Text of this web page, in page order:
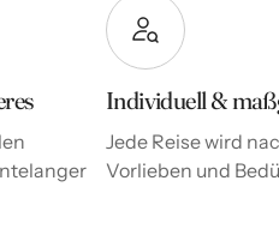
Individuell &
Jede Reise wird
Vorlieben und